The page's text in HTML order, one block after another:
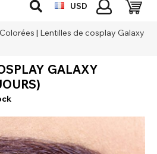
USD
| Lentilles de cosplay Galaxy
GALAXY